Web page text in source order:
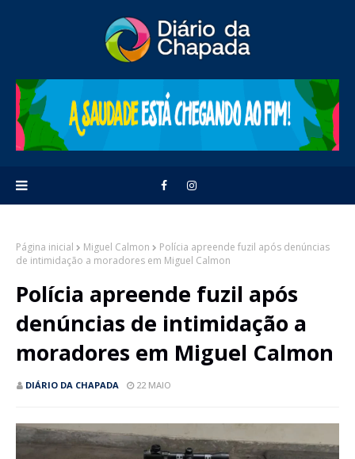
Página inicial Miguel Calmon
Polícia apreende fuzil após denúncias
de intimidação a moradores em Miguel Calmon
Polícia apreende fuzil após
denúncias de intimidação a
moradores em Miguel Calmon
DIÁRIO DA CHAPADA 22 MAIO